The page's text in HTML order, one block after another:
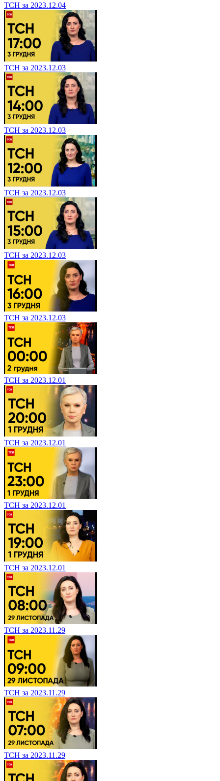
ТСН за 2023.12.04
ТСН за 2023.12.03
ТСН за 2023.12.03
ТСН за 2023.12.03
ТСН за 2023.12.03
ТСН за 2023.12.03
ТСН за 2023.12.01
ТСН за 2023.12.01
ТСН за 2023.12.01
ТСН за 2023.12.01
ТСН за 2023.11.29
ТСН за 2023.11.29
ТСН за 2023.11.29